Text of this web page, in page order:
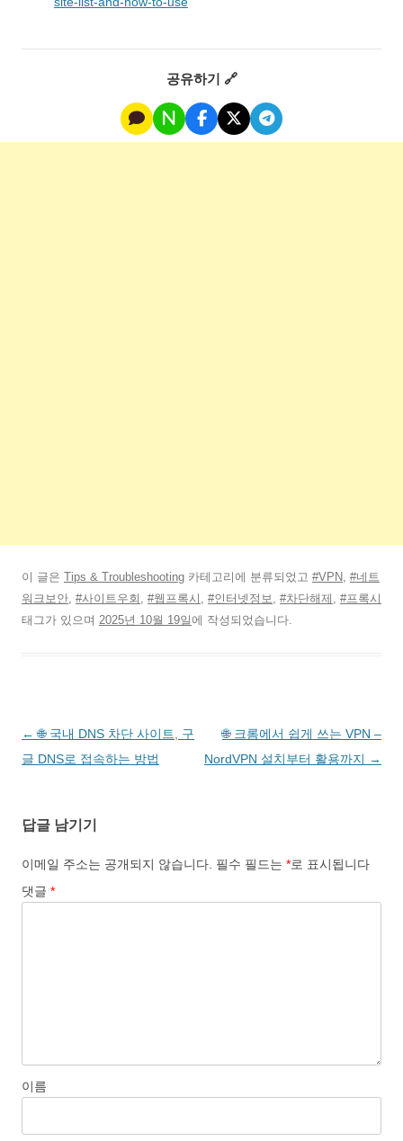
공유하기 🔗
이 글은 Tips & Troubleshooting 카테고리에 분류되었고 #VPN, #네트
워크보안, #사이트우회 , #웹프록시 , #인터넷정보, #차단해제 , #프록시
태그가 있으며 2025년 10월 19일에 작성되었습니다.
글
네
이
션
← 🌐 국내 DNS 차단 사이트, 구
글 DNS로 접속하는 방법
🌐 크롬에서 쉽게 쓰는 VPN –
NordVPN 설치부터 활용까지 →
답글 남기기
이메일 주소는 공개되지 않습니다. 필수 필드는 *로 표시됩니다
댓글 *
이름